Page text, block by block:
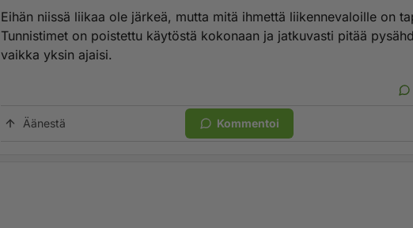
Eihän niissä liikaa ole järkeä, mutta mitä ihmettä liikennevaloille on
Tunnistimet on poistettu käytöstä kokonaan ja jatkuvasti pitää
vaikka yksin ajaisi.
Äänestä Kommentoi